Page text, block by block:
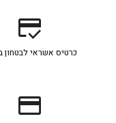
credit_score
כרטיס אשראי לבטחון
credit_card